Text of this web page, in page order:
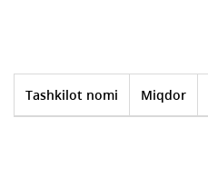
Tashkilot nomi Miqdor